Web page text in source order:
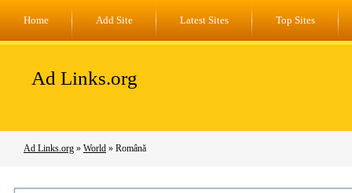
Home Add Site Latest Sites Top Sites
Ad Links.org
Ad Links.org » World » Română